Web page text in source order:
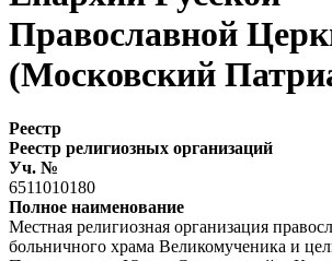
Православной
(Московский
Реестр
Реестр религиозных организаций
Уч. №
6511010180
Полное наименование
Местная религиозная организация
больничного храма Великомученика и